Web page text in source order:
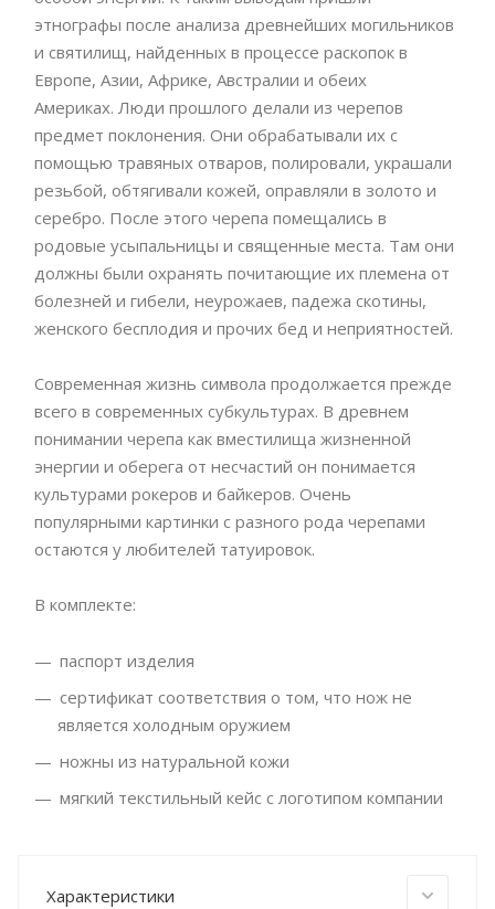
этнографы после анализа древнейших могильников
и святилищ, найденных в процессе раскопок в
Европе, Азии, Африке, Австралии и обеих
Америках. Люди прошлого делали из черепов
предмет поклонения. Они обрабатывали их с
помощью травяных отваров, полировали, украшали
резьбой, обтягивали кожей, оправляли в золото и
серебро. После этого черепа помещались в
родовые усыпальницы и священные места. Там они
должны были охранять почитающие их племена от
болезней и гибели, неурожаев, падежа скотины,
женского бесплодия и прочих бед и неприятностей.
Современная жизнь символа продолжается прежде
всего в современных субкультурах. В древнем
понимании черепа как вместилища жизненной
энергии и оберега от несчастий он понимается
культурами рокеров и байкеров. Очень
популярными картинки с разного рода черепами
остаются у любителей татуировок.
В комплекте:
паспорт изделия
сертификат соответствия о том, что нож не
является холодным оружием
ножны из натуральной кожи
мягкий текстильный кейс с логотипом компании
Характеристики